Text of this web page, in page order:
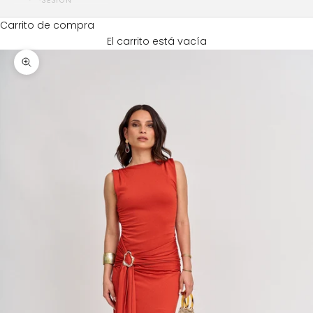
Carrito de compra
El carrito está vacía
Zoom